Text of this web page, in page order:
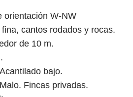
orientación W-NW
cantos rodados y rocas.
de 10 m.
bajo.
Fincas privadas.